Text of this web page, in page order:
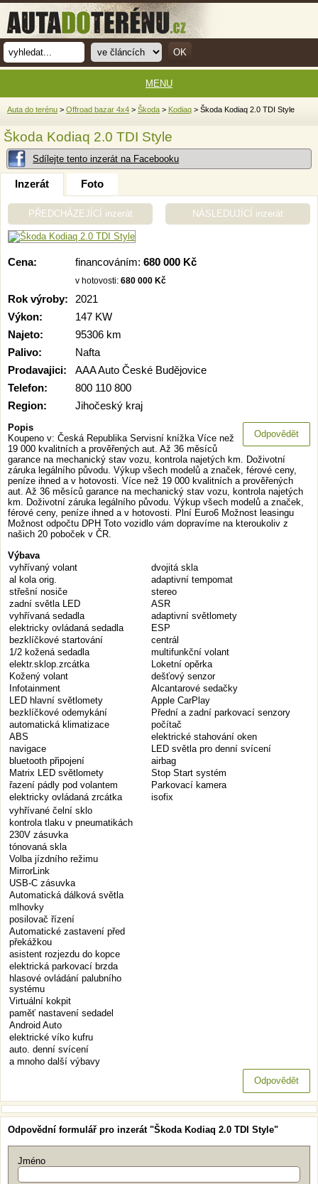
Auta do terénu > Offroad bazar 4x4 > Škoda > Kodiaq > Škoda Kodiaq 2.0 TDI Style
Škoda Kodiaq 2.0 TDI Style
Sdílejte tento inzerát na Facebooku
Inzerát Foto
PŘEDCHÁZEJÍCÍ inzerát NÁSLEDUJÍCÍ inzerát
Cena: financováním: 680 000 Kč
v hotovosti: 680 000 Kč
Rok výroby:
2021
Výkon:
147 KW
Najeto:
95306 km
Palivo:
Nafta
Prodavajici:
AAA Auto České Budějovice
Telefon:
800 110 800
Region:
Jihočeský kraj
Odpovědět
Popis
Koupeno v: Česká Republika Servisní knížka Více než
19 000 kvalitních a prověřených aut. Až 36 měsíců
garance na mechanický stav vozu, kontrola najetých km. Doživotní
záruka legálního původu. Výkup všech modelů a značek, férové ceny,
peníze ihned a v hotovosti. Více než 19 000 kvalitních a prověřených
aut. Až 36 měsíců garance na mechanický stav vozu, kontrola najetých
km. Doživotní záruka legálního původu. Výkup všech modelů a značek,
férové ceny, peníze ihned a v hotovosti. Plní Euro6 Možnost leasingu
Možnost odpočtu DPH Toto vozidlo vám dopravíme na kteroukoliv z
našich 20 poboček v ČR.
Výbava
vyhřívaný volant
al kola orig.
střešní nosiče
zadní světla LED
vyhřívaná sedadla
elektricky ovládaná sedadla
bezklíčkové startování
1/2 kožená sedadla
elektr.sklop.zrcátka
Kožený volant
Infotainment
LED hlavní světlomety
bezklíčkové odemykání
automatická klimatizace
ABS
navigace
bluetooth připojení
Matrix LED světlomety
řazení pádly pod volantem
elektricky ovládaná zrcátka
dvojitá skla
adaptivní tempomat
stereo
ASR
adaptivní světlomety
ESP
centrál
multifunkční volant
Loketní opěrka
dešťový senzor
Alcantarové sedačky
Apple CarPlay
Přední a zadní parkovací senzory
počítač
elektrické stahování oken
LED světla pro denní svícení
airbag
Stop Start systém
Parkovací kamera
isofix
vyhřívané čelní sklo
kontrola tlaku v pneumatikách
230V zásuvka
tónovaná skla
Volba jízdního režimu
MirrorLink
USB-C zásuvka
Automatická dálková světla
mlhovky
posilovač řízení
Automatické zastavení před
překážkou
asistent rozjezdu do kopce
elektrická parkovací brzda
hlasové ovládání palubního
systému
Virtuální kokpit
paměť nastavení sedadel
Android Auto
elektrické víko kufru
auto. denní svícení
a mnoho další výbavy
Odpovědět
Odpovědní formulář pro inzerát "Škoda Kodiaq 2.0 TDI Style"
Jméno
MENU